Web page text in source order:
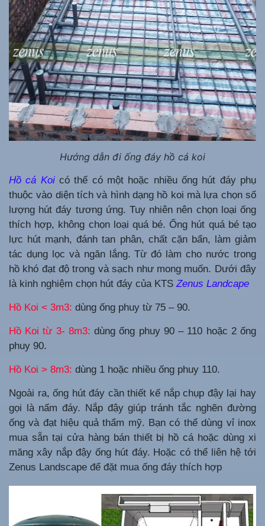
Hướng dẫn đi ống đáy hồ cá koi
Hồ cá Koi có thể có một hoặc nhiều ống hút đáy phụ
thuộc vào diện tích và hình dạng hồ koi mà lựa chọn số
lượng hút đáy tương ứng. Tuy nhiên nên chọn loại ống
thích hợp, không chọn loại quá bé. Ống hút quá bé tạo
lực hút mạnh, đánh tan phân, chất cặn bẩn, làm giảm
tác dụng lọc và ngăn lắng. Từ đó làm cho nước trong
hồ khó đạt độ trong và sạch như mong muốn. Dưới đây
là kinh nghiệm chọn hút đáy của KTSZenus Landcape
Hồ Koi < 3m3: dùng ống phuy từ 75 – 90.
Hồ Koi từ 3- 8m3: dùng ống phuy 90 – 110 hoặc 2 ống
phuy 90.
Hồ Koi > 8m3: dùng 1 hoặc nhiều ống phuy 110.
Ngoài ra, ống hút đáy cần thiết kế nắp chụp đậy lại hay
gọi là nấm đáy. Nắp đậy giúp tránh tắc nghẽn đường
ống và đạt hiệu quả thẩm mỹ. Bạn có thể dùng vỉ inox
mua sẵn tại cửa hàng bán thiết bị hồ cá hoặc dùng xi
măng xây nắp đậy ống hút đáy. Hoặc có thể liên hệ tới
Zenus Landscape để đặt mua ống đáy thích hợp